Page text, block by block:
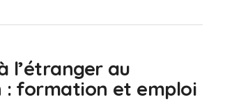
l’étranger au
: formation et emploi